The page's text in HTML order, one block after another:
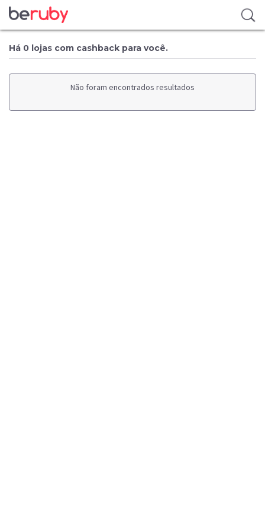
Há 0 lojas com cashback para você.
Não foram encontrados resultados